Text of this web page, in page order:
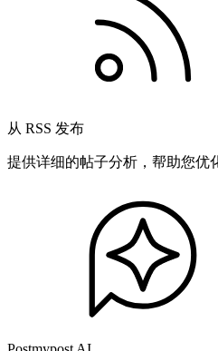
从 RSS 发布
提供详细的帖子分析，帮助您优